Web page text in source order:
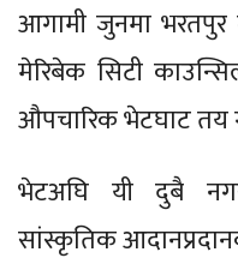
आगामी जुनमा भरतपुर
मेरिबेक सिटी
औपचारिक भेटघाट तय
भेटअघि यी दुबै
सांस्कृतिक